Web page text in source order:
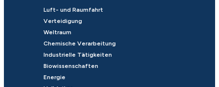
Luft- und Raumfahrt
Verteidigung
Weltraum
Chemische Verarbeitung
Industrielle Tätigkeiten
Biowissenschaften
Energie